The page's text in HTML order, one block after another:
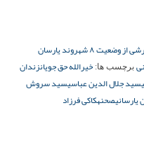
۸ شهروند یارسان
برچسب ها: خیرالله حق جویانزندان
سید جلال‌ الدین عباسیسید سروش
صحنهکاکی فرزاد